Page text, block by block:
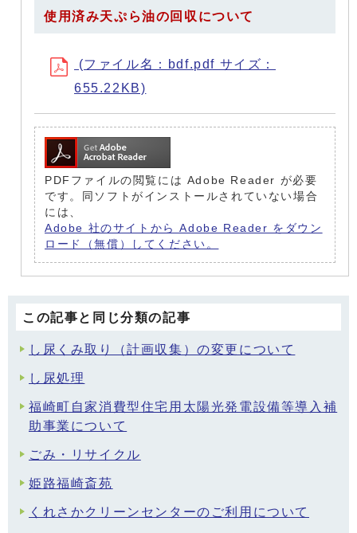
使用済み天ぷら油の回収について
(ファイル名：bdf.pdf サイズ：
655.22KB)
PDFファイルの閲覧には Adobe Reader が必要
です。同ソフトがインストールされていない場合
には、
Adobe 社のサイトから Adobe Reader をダウン
ロード（無償）してください。
この記事と同じ分類の記事
し尿くみ取り（計画収集）の変更について
し尿処理
福崎町自家消費型住宅用太陽光発電設備等導入補
助事業について
ごみ・リサイクル
姫路福崎斎苑
くれさかクリーンセンターのご利用について